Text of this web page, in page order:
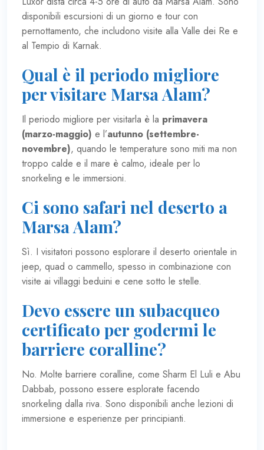
disponibili escursioni di un giorno e tour con
pernottamento, che includono visite alla Valle dei Re e
al Tempio di Karnak.
Qual è il periodo migliore
per visitare Marsa Alam?
Il periodo migliore per visitarla è la primavera
(marzo-maggio) e l’autunno (settembre-
novembre), quando le temperature sono miti ma non
troppo calde e il mare è calmo, ideale per lo
snorkeling e le immersioni.
Ci sono safari nel deserto a
Marsa Alam?
Sì. I visitatori possono esplorare il deserto orientale in
jeep, quad o cammello, spesso in combinazione con
visite ai villaggi beduini e cene sotto le stelle.
Devo essere un subacqueo
certificato per godermi le
barriere coralline?
No. Molte barriere coralline, come Sharm El Luli e Abu
Dabbab, possono essere esplorate facendo
snorkeling dalla riva. Sono disponibili anche lezioni di
immersione e esperienze per principianti.